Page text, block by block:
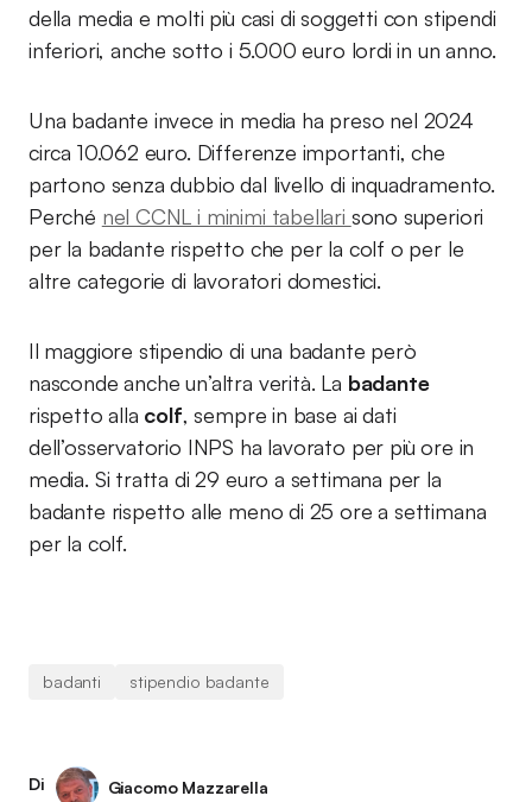
della media e molti più casi di soggetti con stipendi
inferiori, anche sotto i 5.000 euro lordi in un anno.
Una badante invece in media ha preso nel 2024
circa 10.062 euro. Differenze importanti, che
partono senza dubbio dal livello di inquadramento.
Perché nel CCNL i minimi tabellari sono superiori
per la badante rispetto che per la colf o per le
altre categorie di lavoratori domestici.
Il maggiore stipendio di una badante però
nasconde anche un’altra verità. La badante
rispetto alla colf, sempre in base ai dati
dell’osservatorio INPS ha lavorato per più ore in
media. Si tratta di 29 euro a settimana per la
badante rispetto alle meno di 25 ore a settimana
per la colf.
badanti stipendio badante
Di Giacomo Mazzarella